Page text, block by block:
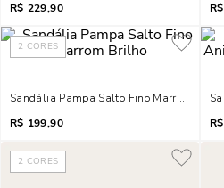
R$ 229,90
R$
2 CORES
Sandália Pampa Salto Fino Marrom
R$ 199,90
R$
2 CORES